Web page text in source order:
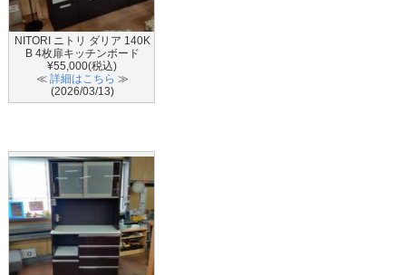
NITORI ニトリ ダリア 140K
B 4枚扉キッチンボード
¥55,000(税込)
≪ 詳細はこちら ≫
(2026/03/13)